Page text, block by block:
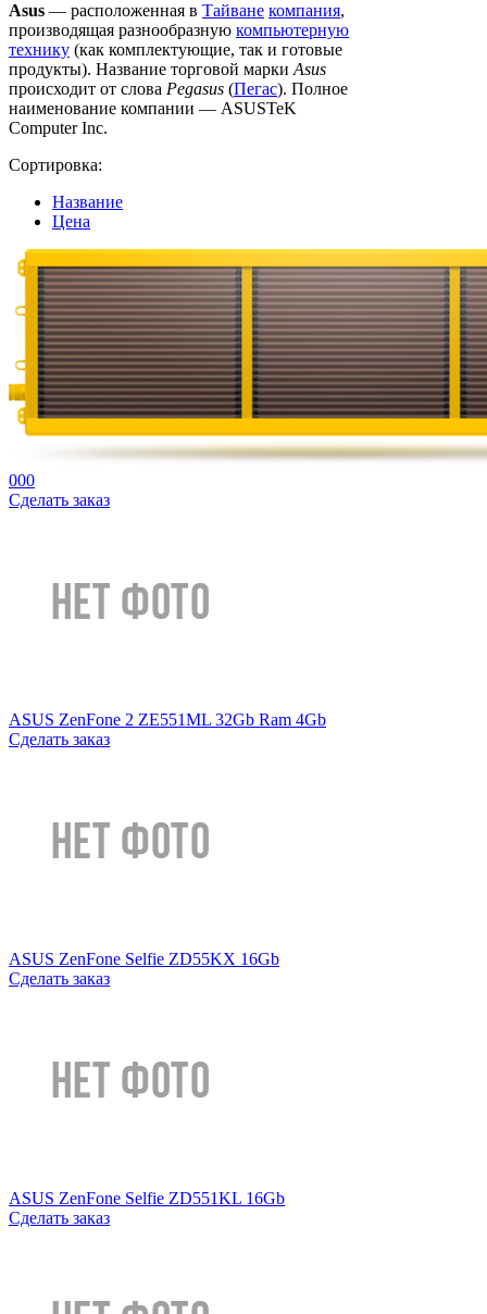
Asus — расположенная в Тайване компания,
производящая разнообразную компьютерную
технику (как комплектующие, так и готовые
продукты). Название торговой маркиAsus
происходит от слова Pegasus (Пегас). Полное
наименование компании — ASUSTeK
Computer Inc.
Сортировка:
Название
Цена
000
Сделать заказ
ASUS ZenFone 2 ZE551ML 32Gb Ram 4Gb
Сделать заказ
ASUS ZenFone Selfie ZD55KX 16Gb
Сделать заказ
ASUS ZenFone Selfie ZD551KL 16Gb
Сделать заказ